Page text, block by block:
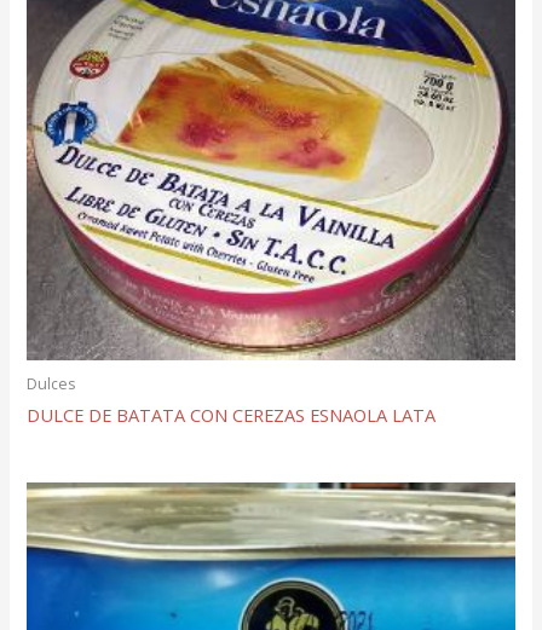
Dulces
DULCE DE BATATA CON CEREZAS ESNAOLA LATA